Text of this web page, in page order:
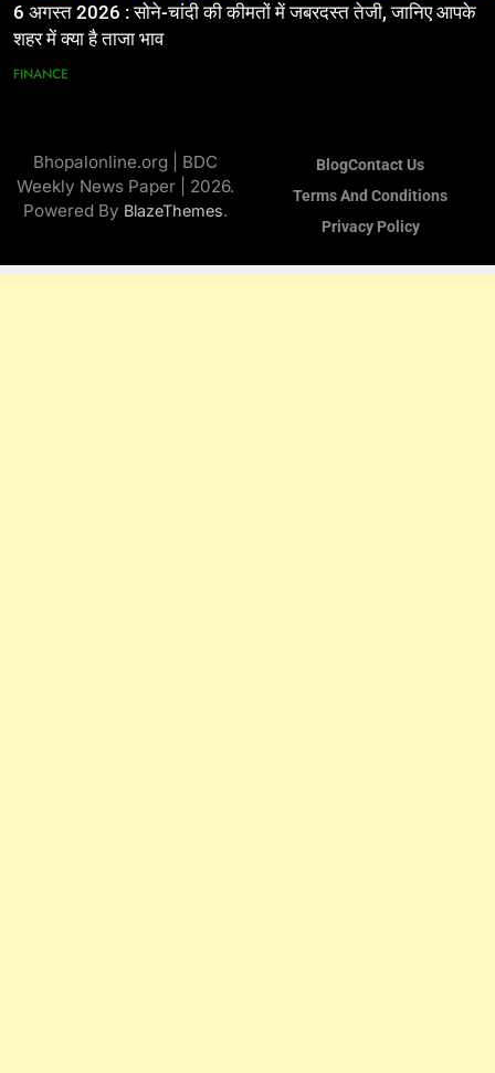
6 अगस्त 2026 : सोने-चांदी की कीमतों में जबरदस्त तेजी, जानिए आपके
शहर में क्या है ताजा भाव
FINANCE
Bhopalonline.org | BDC
Weekly News Paper | 2026.
Powered By BlazeThemes.
BlogContact Us
Terms And Conditions
Privacy Policy